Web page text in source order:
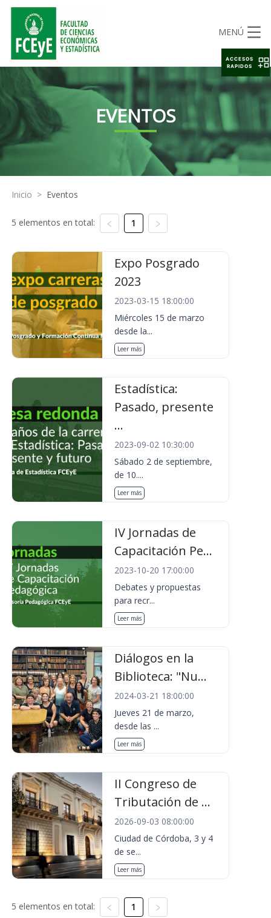
MENÚ
EVENTOS
Inicio > Eventos
5 elementos en total: 1
Expo Posgrado
2023
2023-03-15 18:00:00
Miércoles 15 de marzo
desde la...
Leer más
Estadística:
Pasado, presente
...
2023-09-02 10:30:00
Sábado 2 de septiembre,
de 10....
Leer más
IV Jornadas de
Capacitación Pe...
2023-10-20 17:00:00
Debates y propuestas
para recr...
Leer más
Diálogos en la
Biblioteca: "Nu...
2024-03-21 18:00:00
Jueves 21 de marzo,
desde las ...
Leer más
II Congreso de
Tributación de ...
2026-09-03 08:00:00
Ciudad de Córdoba, 3 y 4
de se...
Leer más
5 elementos en total: 1
ACCESOS
RAPIDOS